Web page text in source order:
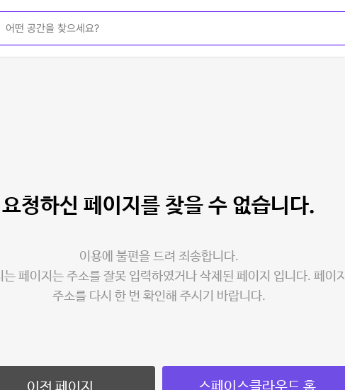
요청하신 페이지를 찾을 수 없습니다.
이용에 불편을 드려 죄송합니다.
는 페이지는 주소를 잘못 입력하였거나 삭제된 페이지 입니다. 페이지
주소를 다시 한 번 확인해 주시기 바랍니다.